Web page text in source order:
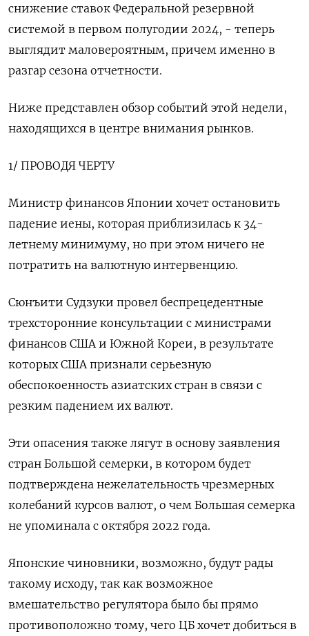
снижение ставок Федеральной резервной
системой в первом полугодии 2024, - теперь
выглядит маловероятным, причем именно в
разгар сезона отчетности.
Ниже представлен обзор событий этой недели,
находящихся в центре внимания рынков.
1/ ПРОВОДЯ ЧЕРТУ
Министр финансов Японии хочет остановить
падение иены, которая приблизилась к 34-
летнему минимуму, но при этом ничего не
потратить на валютную интервенцию.
Сюнъити Судзуки провел беспрецедентные
трехсторонние консультации с министрами
финансов США и Южной Кореи, в результате
которых США признали серьезную
обеспокоенность азиатских стран в связи с
резким падением их валют.
Эти опасения также лягут в основу заявления
стран Большой семерки, в котором будет
подтверждена нежелательность чрезмерных
колебаний курсов валют, о чем Большая семерка
не упоминала с октября 2022 года.
Японские чиновники, возможно, будут рады
такому исходу, так как возможное
вмешательство регулятора было бы прямо
противоположно тому, чего ЦБ хочет добиться в